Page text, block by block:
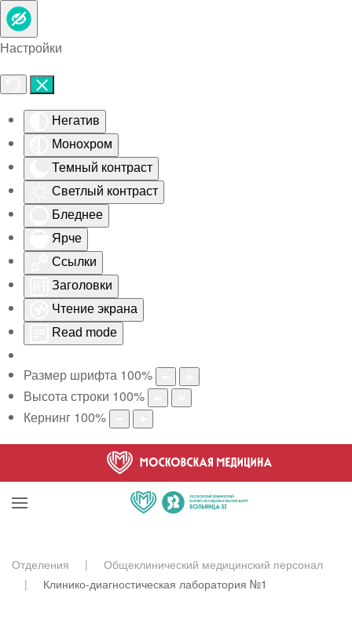
Настройки
Негатив
Монохром
Темный контраст
Светлый контраст
Бледнее
Ярче
Ссылки
Заголовки
Чтение экрана
Read mode
Размер шрифта 100%
Высота строки 100%
Кернинг 100%
Skip to main content
Отделения
Общеклинический медицинский персонал
Клинико-диагностическая лаборатория №1